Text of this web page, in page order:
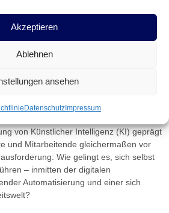
Akzeptieren
Ablehnen
ansehen
DatenschutzImpressum
Selbst- und
Mensch-Maschine-
der Künstlichen
Networking Circle von
Führung sich neu erfinden muss. In einer
von Künstlicher Intelligenz (KI) geprägt
und Mitarbeitende gleichermaßen vor
Wie gelingt es, sich selbst
– inmitten der digitalen
Automatisierung und einer sich